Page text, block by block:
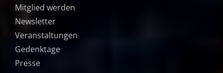
Mitglied werden
Newsletter
Veranstaltungen
Gedenktage
Presse